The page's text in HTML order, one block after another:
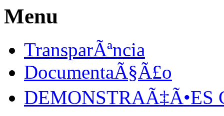
Menu
TransparÃªncia
DocumentaÃ§Ã£o
DEMONSTRAÃ‡Ã•ES